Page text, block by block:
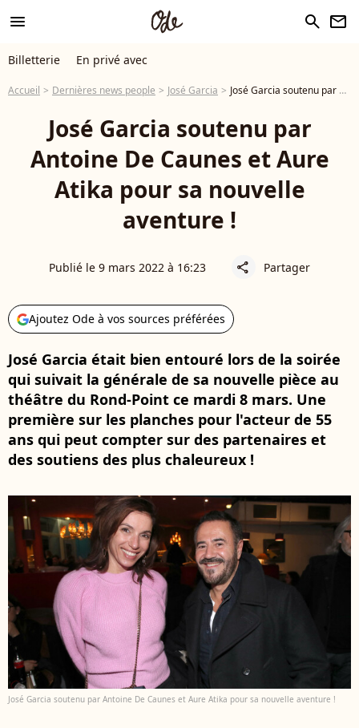
menu search newsletter
Billetterie En privé avec
Accueil Dernières news people José Garcia José Garcia soutenu par Antoine De Caunes et Aure Atika pour sa nouvelle aventure !
José Garcia soutenu par
Antoine De Caunes et Aure
Atika pour sa nouvelle
aventure !
Publié le 9 mars 2022 à 16:23 share Partager
Ajoutez Ode à vos sources préférées
José Garcia était bien entouré lors de la soirée
qui suivait la générale de sa nouvelle pièce au
théâtre du Rond-Point ce mardi 8 mars. Une
première sur les planches pour l'acteur de 55
ans qui peut compter sur des partenaires et
des soutiens des plus chaleureux !
José Garcia soutenu par Antoine De Caunes et Aure Atika pour sa nouvelle aventure !